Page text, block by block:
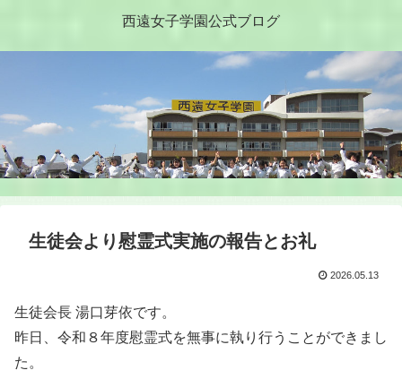
西遠女子学園公式ブログ
生徒会より慰霊式実施の報告とお礼
2026.05.13
生徒会長 湯口芽依です。
昨日、令和８年度慰霊式を無事に執り行うことができまし
た。